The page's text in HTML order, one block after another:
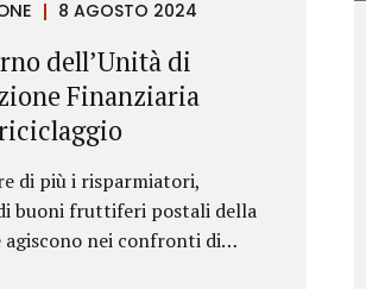
8 AGOSTO 2024
dell’Unità di
Finanziaria
di più i risparmiatori,
buoni fruttiferi postali della
agiscono nei confronti di